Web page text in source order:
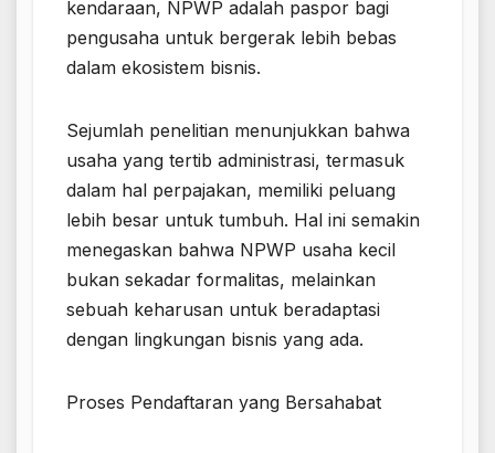
kendaraan, NPWP adalah paspor bagi
pengusaha untuk bergerak lebih bebas
dalam ekosistem bisnis.
Sejumlah penelitian menunjukkan bahwa
usaha yang tertib administrasi, termasuk
dalam hal perpajakan, memiliki peluang
lebih besar untuk tumbuh. Hal ini semakin
menegaskan bahwa NPWP usaha kecil
bukan sekadar formalitas, melainkan
sebuah keharusan untuk beradaptasi
dengan lingkungan bisnis yang ada.
Proses Pendaftaran yang Bersahabat